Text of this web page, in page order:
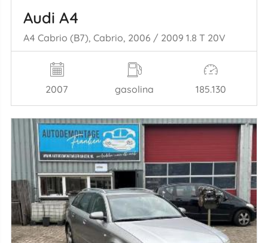
Audi A4
A4 Cabrio (B7), Cabrio, 2006 / 2009 1.8 T 20V
2007 gasolina 185.130